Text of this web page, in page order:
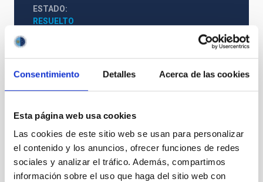
Consentimiento Detalles Acerca de las cookies
Esta página web usa cookies
Las cookies de este sitio web se usan para personalizar
el contenido y los anuncios, ofrecer funciones de redes
sociales y analizar el tráfico. Además, compartimos
información sobre el uso que haga del sitio web con
ESTADO
RESUELTO
NIVEL ESPAÑOL MÁSTER (MECES 3)
PS-2022-051 BASES CONVOCATORIA
ANEXO III SOLICITUD